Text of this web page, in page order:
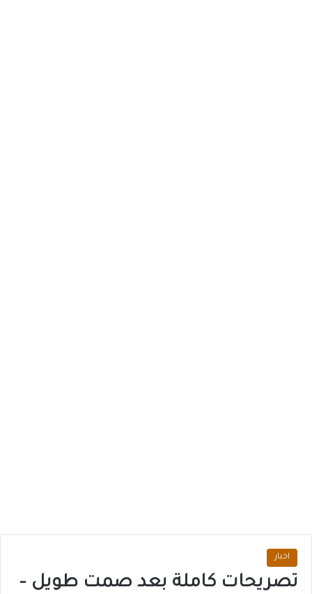
اخبار
تصريحات كاملة بعد صمت طويل –